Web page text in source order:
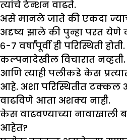
त्यांचे टेन्शन वाढते.
असे मानले जाते की एकदा
अदृष्य झाले की पुन्हा परत
६-७ वर्षांपूर्वी ही परिस्थिती
कल्पनादेखील विचारात
आणि त्याही पलीकडे केस
आहे. अशा परिस्थितीत टक्कल
वाढविणे आता अशक्य नाही.
केस वाढवण्याच्या नावाखाली
आहेत?